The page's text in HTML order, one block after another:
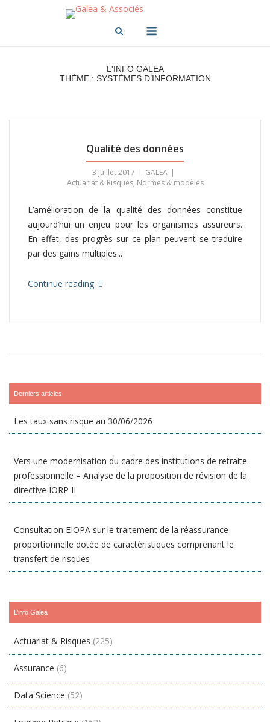
L'INFO GALEA
THÈME : SYSTÈMES D’INFORMATION
Qualité des données
3 juillet 2017
GALEA
Actuariat & Risques, Normes & modèles
L’amélioration de la qualité des données constitue
aujourd’hui un enjeu pour les organismes assureurs.
En effet, des progrès sur ce plan peuvent se traduire
par des gains multiples...
Continue reading
Derniers articles
Les taux sans risque au 30/06/2026
Vers une modernisation du cadre des institutions de retraite
professionnelle – Analyse de la proposition de révision de la
directive IORP II
Consultation EIOPA sur le traitement de la réassurance
proportionnelle dotée de caractéristiques comprenant le
transfert de risques
L’info Galea
Actuariat & Risques (225)
Assurance (6)
Data Science (52)